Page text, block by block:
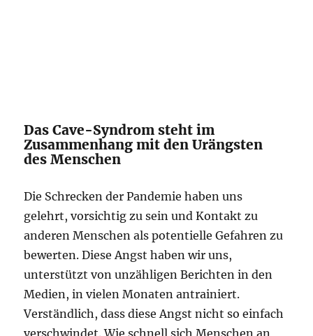
Das Cave-Syndrom steht im
Zusammenhang mit den Urängsten
des Menschen
Die Schrecken der Pandemie haben uns
gelehrt, vorsichtig zu sein und Kontakt zu
anderen Menschen als potentielle Gefahren zu
bewerten. Diese Angst haben wir uns,
unterstützt von unzähligen Berichten in den
Medien, in vielen Monaten antrainiert.
Verständlich, dass diese Angst nicht so einfach
verschwindet. Wie schnell sich Menschen an